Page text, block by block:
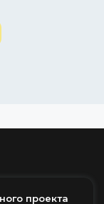
проекта